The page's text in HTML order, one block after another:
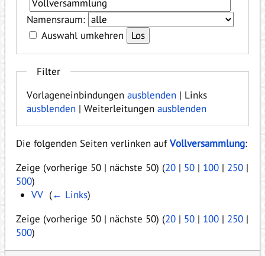
Namensraum:
Auswahl umkehren
Filter
Vorlageneinbindungenausblenden | Links
ausblenden | Weiterleitungenausblenden
Die folgenden Seiten verlinken aufVollversammlung:
Zeige (vorherige 50 | nächste 50) (20 | 50 | 100 | 250 |
500)
VV‎ (← Links)
Zeige (vorherige 50 | nächste 50) (20 | 50 | 100 | 250 |
500)